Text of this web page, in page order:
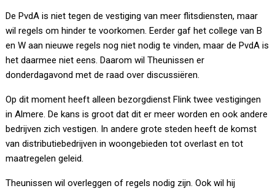
De PvdA is niet tegen de vestiging van meer flitsdiensten, maar
wil regels om hinder te voorkomen. Eerder gaf het college van B
en W aan nieuwe regels nog niet nodig te vinden, maar de PvdA is
het daarmee niet eens. Daarom wil Theunissen er
donderdagavond met de raad over discussiëren.
Op dit moment heeft alleen bezorgdienst Flink twee vestigingen
in Almere. De kans is groot dat dit er meer worden en ook andere
bedrijven zich vestigen. In andere grote steden heeft de komst
van distributiebedrijven in woongebieden tot overlast en tot
maatregelen geleid.
Theunissen wil overleggen of regels nodig zijn. Ook wil hij